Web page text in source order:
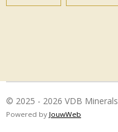
© 2025 - 2026 VDB Minerals
Powered by JouwWeb